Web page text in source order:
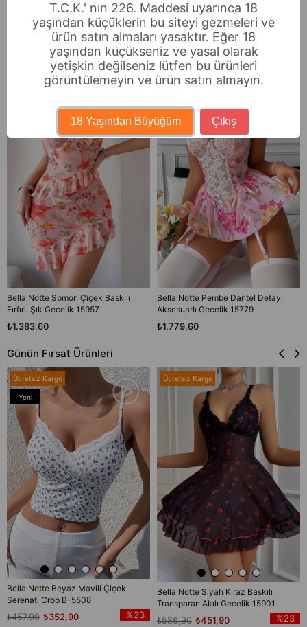
İade & Değişim
Benzer Ürünler
Bella Notte Somon Çiçek Baskılı
Fırfırlı Şık Gecelik 15957
₺1.383,60
Bella Notte Pembe Dantel Detaylı
Aksesuarlı Gecelik 15779
₺1.779,60
Ücretsiz Kargo
Günün Fırsat Ürünleri
Bella Notte Beyaz Mavili Çiçek
Serenatı Crop B-5508
₺352,90
₺457,90 %23
Ücretsiz Kargo
Yeni
Bella Notte Siyah Kiraz Baskılı
Transparan Akılı Gecelik 15901
₺451,90
₺586,90 %23
Ücretsiz Kargo
T.C.K.' nın 226. Maddesi uyarınca 18
yaşından küçüklerin bu siteyi gezmeleri ve
ürün satın almaları yasaktır. Eğer 18
yaşından küçükseniz ve yasal olarak
yetişkin değilseniz lütfen bu ürünleri
görüntülemeyin ve ürün satın almayın.
18 Yaşından Büyüğüm Çıkış